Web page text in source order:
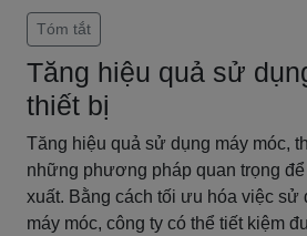
Tóm tắt
Tăng hiệu quả sử
thiết bị
Tăng hiệu quả sử dụng máy móc,
những phương pháp quan trọng
xuất. Bằng cách tối ưu hóa việc sử
máy móc, công ty có thể tiết kiệm